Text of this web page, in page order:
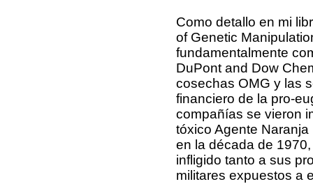
Como detallo en mi
of Genetic
fundamentalmente
DuPont and Dow
cosechas OMG y las
financiero de la pro-
compañías se vieron
tóxico Agente
en la década de
infligido tanto a sus
militares expuestos a